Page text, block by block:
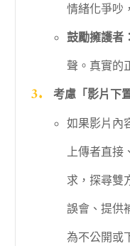
情緒化爭吵
鼓勵擁護者：
聲。真實的
考慮「影片下
如果影片內
上傳者直接
求，探尋雙
誤會、提供
為不公開或